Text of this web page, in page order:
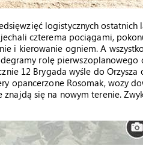
logistycznych ostatnich
czterema pociągami,
i kierowanie ogniem. A
rolę pierwszoplanowego
12 Brygada wyśle do Orzysza
opancerzone Rosomak, wozy
się na nowym terenie.